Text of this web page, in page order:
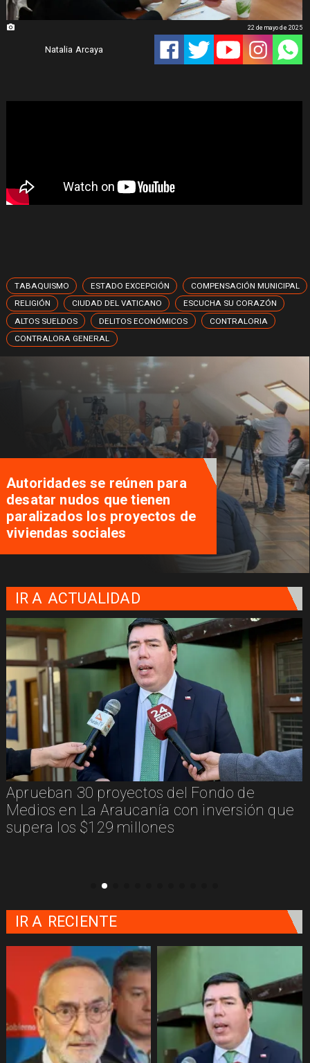
Natalia Arcaya
22 de mayo de 2025
TABAQUISMO ESTADO EXCEPCIÓN
COMPENSACIÓN MUNICIPAL
RELIGIÓN
CIUDAD DEL VATICANO
ESCUCHA SU CORAZÓN
ALTOS SUELDOS
DELITOS ECONÓMICOS
CONTRALORIA
CONTRALORA GENERAL
Autoridades se reúnen para
desatar nudos que tienen
paralizados los proyectos de
viviendas sociales
IR A ACTUALIDAD
Aprueban 30 proyectos del Fondo de
Medios en La Araucanía con inversión que
supera los $129 millones
IR A RECIENTE